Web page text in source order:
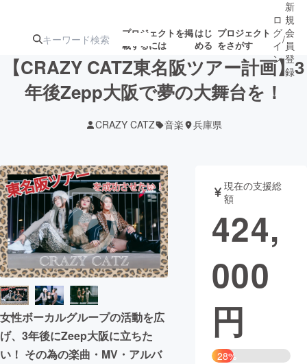
プロジェクトを掲
載するには
はじ
める
プロジェクト
をさがす
ジェクト
募集終了が近いプ
ロジェクト
アート・写真 音楽
テクノロジー・ガジェット ゲーム・サ
映像・映画
ビジネス・起業
まちづくり・地域活性化
ロ
グ
イ
ン
/
新
規
会
員
登
録
【CRAZY CATZ東名阪ツアー計画】3
年後Zepp大阪で夢の大舞台を！
CRAZY CATZ 音楽 兵庫県
女性ボーカルグループの活動を広
げ、3年後にZeep大阪に立ちた
い！ その為の楽曲・MV・アルバ
現在の支援総
額
424,
000
円
28%